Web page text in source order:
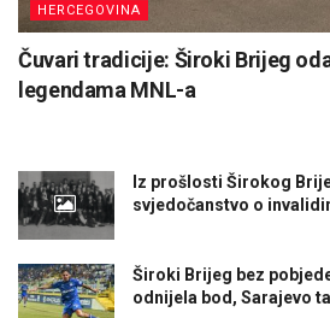
HERCEGOVINA
Čuvari tradicije: Široki Brijeg
legendama MNL-a
Iz prošlosti Širokog
svjedočanstvo o
Široki Brijeg bez
odnijela bod, Sarajevo